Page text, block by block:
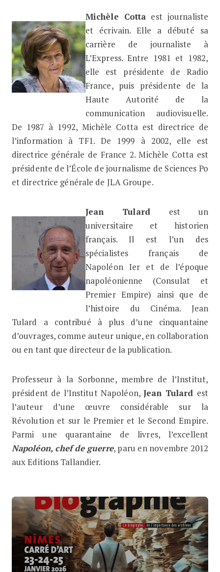
Michèle Cotta est journaliste
et écrivain. Elle a débuté sa
carrière de journaliste à
L’Express. Entre 1981 et 1982,
elle est présidente de Radio
France, puis présidente de la
Haute Autorité de la
communication audiovisuelle.
De 1987 à 1992, Michèle Cotta est directrice de
l’information à TF1. De 1999 à 2002, elle est
directrice générale de France 2. Michèle Cotta est
présidente de l’École de journalisme de Sciences Po
et directrice générale de JLA Groupe.
Jean Tulard est un
universitaire et historien
français. Il est l’un des
spécialistes français de
Napoléon Ier et de l’époque
napoléonienne (Consulat et
Premier Empire) ainsi que de
l’histoire du Cinéma. Jean
Tulard a contribué à plus d’une cinquantaine
d’ouvrages, comme auteur unique, en collaboration
ou en tant que directeur de la publication.
Professeur à la Sorbonne, membre de l’Institut,
président de l’Institut Napoléon,Jean Tulard est
l’auteur d’une œuvre considérable sur la
Révolution et sur le Premier et le Second Empire.
Parmi une quarantaine de livres, l’excellent
Napoléon, chef de guerre, paru en novembre 2012
aux Editions Tallandier.